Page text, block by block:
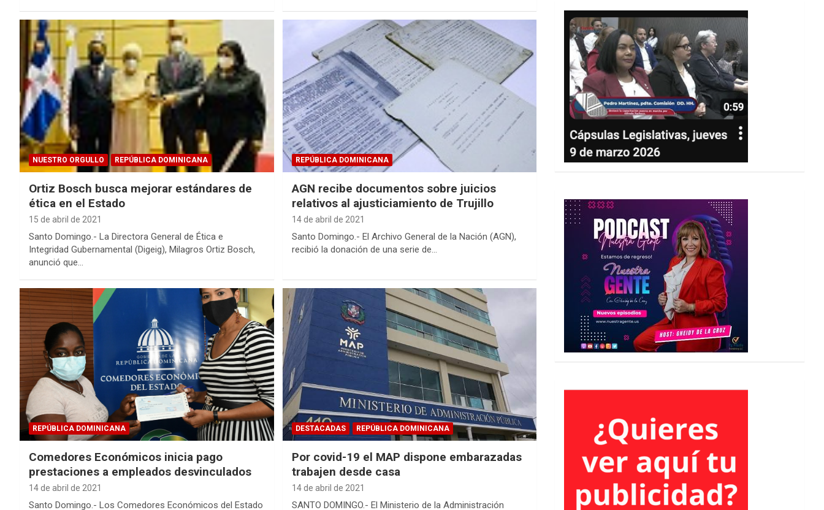
NUESTRO ORGULLO REPÚBLICA DOMINICANA
Ortiz Bosch busca mejorar estándares de
ética en el Estado
15 de abril de 2021
Santo Domingo.- La Directora General de Ética e
Integridad Gubernamental (Digeig), Milagros Ortiz Bosch,
anunció que…
REPÚBLICA DOMINICANA
AGN recibe documentos sobre juicios
relativos al ajusticiamiento de Trujillo
14 de abril de 2021
Santo Domingo.- El Archivo General de la Nación (AGN),
recibió la donación de una serie de…
REPÚBLICA DOMINICANA
Comedores Económicos inicia pago
prestaciones a empleados desvinculados
14 de abril de 2021
Santo Domingo.- Los Comedores Económicos del Estado
DESTACADAS REPÚBLICA DOMINICANA
Por covid-19 el MAP dispone embarazadas
trabajen desde casa
14 de abril de 2021
SANTO DOMINGO.- El Ministerio de la Administración